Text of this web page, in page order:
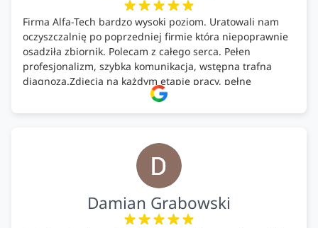
Firma Alfa-Tech bardzo wysoki poziom. Uratowali nam
oczyszczalnię po poprzedniej firmie która niepoprawnie
osadziła zbiornik. Polecam z całego serca. Pełen
profesjonalizm, szybka komunikacja, wstępna trafna
diagnoza.Zdjęcia na każdym etapie pracy, pełne
doradztwo.Dobrze wyszkoleni i znający się na rzeczy.
Podsumowując ekipa na wysokim poziomie, rzetelna.
Damian Grabowski